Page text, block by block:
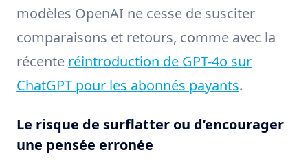
modèles OpenAI ne cesse de susciter
comparaisons et retours, comme avec la
récente réintroduction de GPT-4o sur
ChatGPT pour les abonnés payants.
Le risque de surflatter ou d’encourager
une pensée erronée